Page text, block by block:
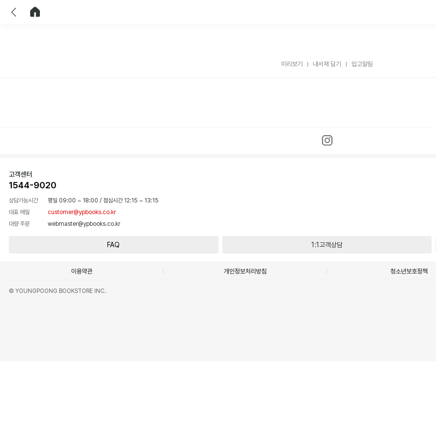
미리보기 내서재 담기 입고알림
고객센터
1544-9020
상담가능시간 평일 09:00 ~ 18:00 / 점심시간 12:15 ~ 13:15
대표 메일
customer@ypbooks.co.kr
대량 주문
webmaster@ypbooks.co.kr
FAQ 1:1고객상담
이용약관 개인정보처리방침 청소년보호정책
© YOUNGPOONG BOOKSTORE INC.